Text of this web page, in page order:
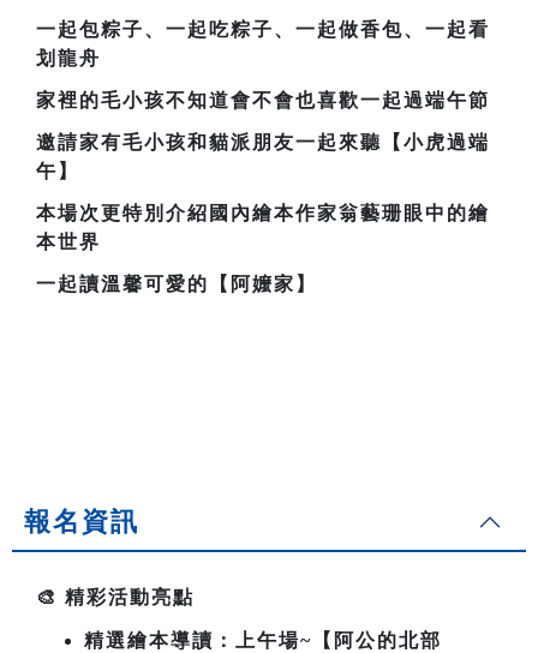
一起包粽子、一起吃粽子、一起做香包、一起看
划龍舟
家裡的毛小孩不知道會不會也喜歡一起過端午節
邀請家有毛小孩和貓派朋友一起來聽【小虎過端
午】
本場次更特別介紹國內繪本作家翁藝珊眼中的繪
本世界
一起讀溫馨可愛的【阿嬤家】
報名資訊
🎨 精彩活動亮點
精選繪本導讀：上午場~ 【阿公的北部